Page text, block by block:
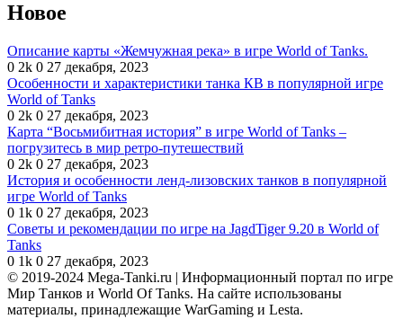
Новое
Описание карты «Жемчужная река» в игре World of Tanks.
0 2k 0 27 декабря, 2023
Особенности и характеристики танка КВ в популярной игре
World of Tanks
0 2k 0 27 декабря, 2023
Карта “Восьмибитная история” в игре World of Tanks –
погрузитесь в мир ретро-путешествий
0 2k 0 27 декабря, 2023
История и особенности ленд-лизовских танков в популярной
игре World of Tanks
0 1k 0 27 декабря, 2023
Советы и рекомендации по игре на JagdTiger 9.20 в World of
Tanks
0 1k 0 27 декабря, 2023
© 2019-2024 Mega-Tanki.ru | Информационный портал по игре
Мир Танков и World Of Tanks. На сайте использованы
материалы, принадлежащие WarGaming и Lesta.